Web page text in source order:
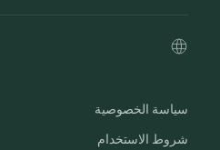
سياسة الخصوصية
شروط الاستخدام